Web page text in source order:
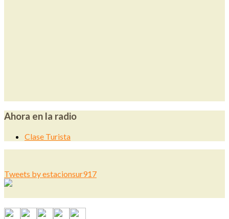
Ahora en la radio
Clase Turista
Tweets by estacionsur917